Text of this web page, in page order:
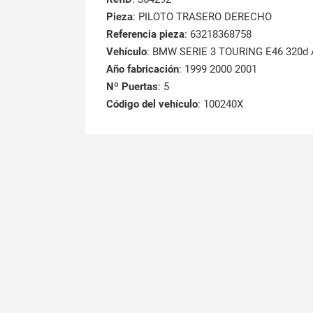
Pieza: PILOTO TRASERO DERECHO
Referencia pieza: 63218368758
Vehículo: BMW SERIE 3 TOURING E46
Año fabricación: 1999 2000 2001
Nº Puertas: 5
Código del vehículo: 100240X